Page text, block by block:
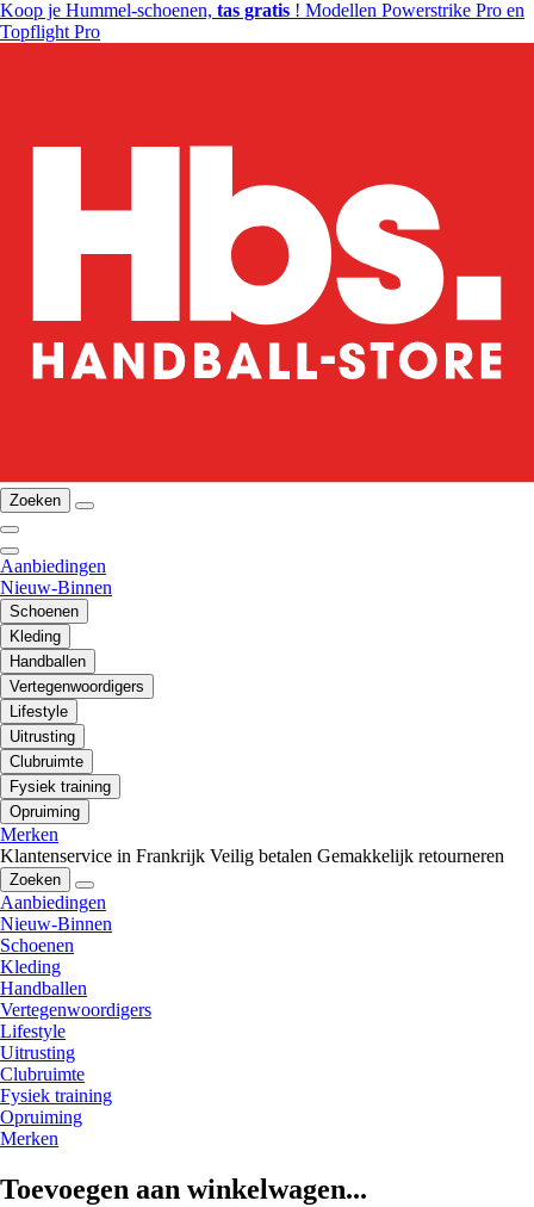
Koop je Hummel-schoenen, tas gratis ! Modellen Powerstrike Pro en
Topflight Pro
Zoeken
Aanbiedingen
Nieuw-Binnen
Schoenen
Kleding
Handballen
Vertegenwoordigers
Lifestyle
Uitrusting
Clubruimte
Fysiek training
Opruiming
Merken
Klantenservice in Frankrijk Veilig betalen Gemakkelijk retourneren
Zoeken
Aanbiedingen
Nieuw-Binnen
Schoenen
Kleding
Handballen
Vertegenwoordigers
Lifestyle
Uitrusting
Clubruimte
Fysiek training
Opruiming
Merken
Toevoegen aan winkelwagen...